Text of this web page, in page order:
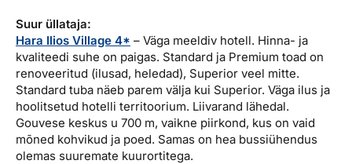
Suur üllataja:
Hara Ilios Village 4* – Väga meeldiv hotell. Hinna- ja
kvaliteedi suhe on paigas. Standard ja Premium toad on
renoveeritud (ilusad, heledad), Superior veel mitte.
Standard tuba näeb parem välja kui Superior. Väga ilus ja
hoolitsetud hotelli territoorium. Liivarand lähedal.
Gouvese keskus u 700 m, vaikne piirkond, kus on vaid
mõned kohvikud ja poed. Samas on hea bussiühendus
olemas suuremate kuurortitega.